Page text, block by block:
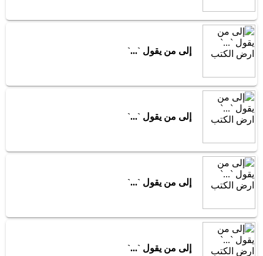
إلى من يقول `...`
إلى من يقول `...`
إلى من يقول `...`
إلى من يقول `...`